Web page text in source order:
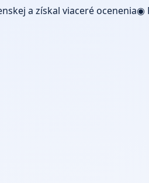
a získal viaceré ocenenia◉